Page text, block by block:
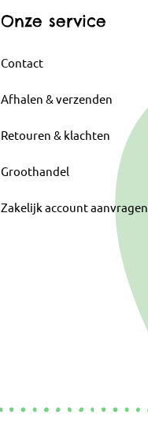
Onze service
Contact
Afhalen & verzenden
Retouren & klachten
Groothandel
Zakelijk account aanvragen